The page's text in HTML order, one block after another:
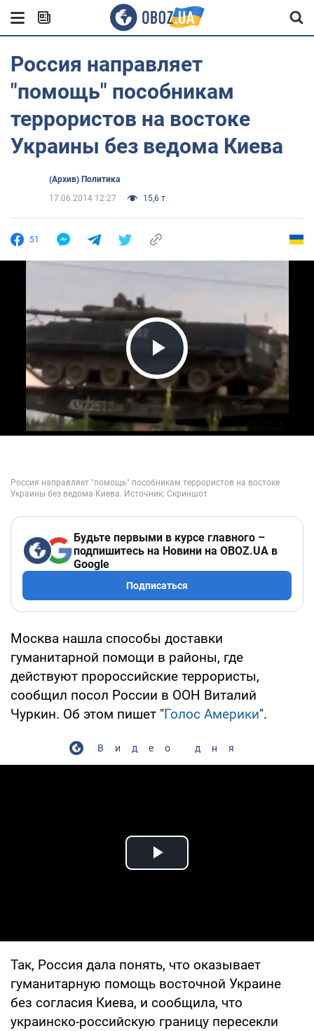
Россия направляет
"помощь" пособникам
террористов на востоке
Украины без ведома Киева
(Архив) Политика
17.06.2014 12:27
15,6 т.
51
Play Video
Будьте первыми в курсе главного –
подпишитесь на Новини на OBOZ.UA в
Google
Подписаться
Москва нашла способы доставки
гуманитарной помощи в районы, где
действуют пророссийские террористы,
сообщил посол России в ООН Виталий
Чуркин. Об этом пишет "Голос Америки".
Видео дня
Play Video
Так, Россия дала понять, что оказывает
гуманитарную помощь восточной Украине
без согласия Киева, и сообщила, что
украинско-российскую границу пересекли